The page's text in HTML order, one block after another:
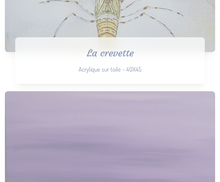
La crevette
Acrylique sur toile - 40X45